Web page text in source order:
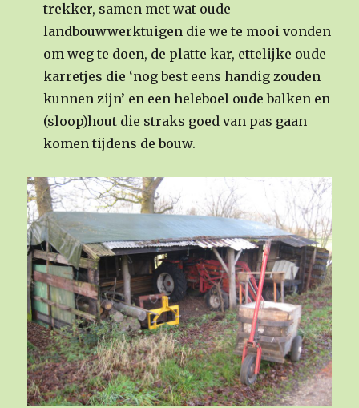
trekker, samen met wat oude
landbouwwerktuigen die we te mooi vonden
om weg te doen, de platte kar, ettelijke oude
karretjes die ‘nog best eens handig zouden
kunnen zijn’ en een heleboel oude balken en
(sloop)hout die straks goed van pas gaan
komen tijdens de bouw.